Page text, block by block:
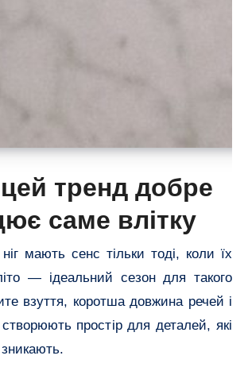
тренд добре
саме влітку
мають сенс тільки тоді, коли їх
— ідеальний сезон для такого
взуття, коротша довжина речей і
простір для деталей, які